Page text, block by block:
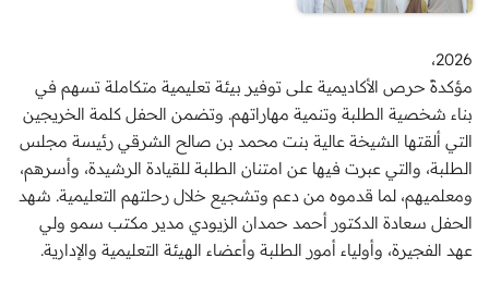
2026،
مؤكدةً حرص الأكاديمية على توفير بيئة تعليمية متكاملة تسهم في
بناء شخصية الطلبة وتنمية مهاراتهم. وتضمن الحفل كلمة الخريجين
التي ألقتها الشيخة عالية بنت محمد بن صالح الشرقي رئيسة مجلس
الطلبة، والتي عبرت فيها عن امتنان الطلبة للقيادة الرشيدة، وأسرهم،
ومعلميهم، لما قدموه من دعم وتشجيع خلال رحلتهم التعليمية. شهد
الحفل سعادة الدكتور أحمد حمدان الزيودي مدير مكتب سمو ولي
عهد الفجيرة، وأولياء أمور الطلبة وأعضاء الهيئة التعليمية والإدارية.